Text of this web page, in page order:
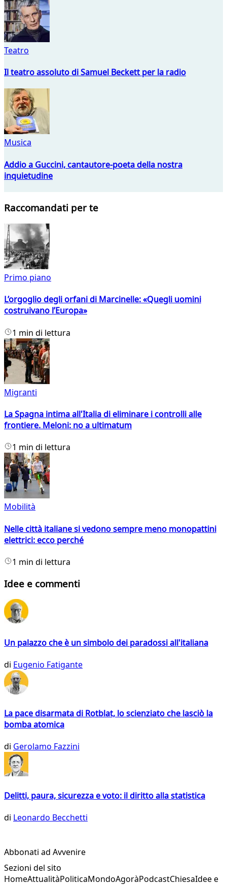
Teatro
Il teatro assoluto di Samuel Beckett per la radio
Musica
Addio a Guccini, cantautore-poeta della nostra
inquietudine
Raccomandati per te
Primo piano
L’orgoglio degli orfani di Marcinelle: «Quegli uomini
costruivano l’Europa»
1 min di lettura
Migranti
La Spagna intima all'Italia di eliminare i controlli alle
frontiere. Meloni: no a ultimatum
1 min di lettura
Mobilità
Nelle città italiane si vedono sempre meno monopattini
elettrici: ecco perché
1 min di lettura
Idee e commenti
Un palazzo che è un simbolo dei paradossi all'italiana
di Eugenio Fatigante
La pace disarmata di Rotblat, lo scienziato che lasciò la
bomba atomica
di Gerolamo Fazzini
Delitti, paura, sicurezza e voto: il diritto alla statistica
di Leonardo Becchetti
Abbonati ad Avvenire
Sezioni del sito
HomeAttualitàPoliticaMondoAgoràPodcastChiesaIdee e